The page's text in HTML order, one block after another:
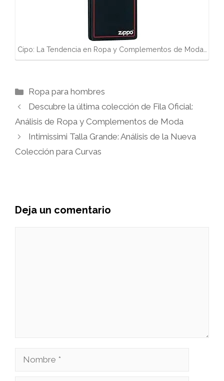
Cipo: La Tendencia en Ropa y Complementos de Moda…
Categorías
Ropa para hombres
Descubre la última colección de Fila Oficial:
Análisis de Ropa y Complementos de Moda
Intimissimi Talla Grande: Análisis de la Nueva
Colección para Curvas
Deja un comentario
Nombre